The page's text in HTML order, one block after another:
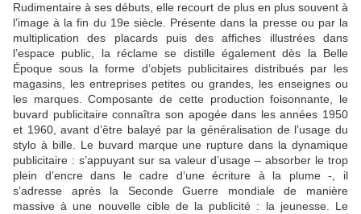
Rudimentaire à ses débuts, elle recourt de plus en plus souvent à
l’image à la fin du 19e siècle. Présente dans la presse ou par la
multiplication des placards puis des affiches illustrées dans
l’espace public, la réclame se distille également dès la Belle
Époque sous la forme d’objets publicitaires distribués par les
magasins, les entreprises petites ou grandes, les enseignes ou
les marques. Composante de cette production foisonnante, le
buvard publicitaire connaîtra son apogée dans les années 1950
et 1960, avant d’être balayé par la généralisation de l’usage du
stylo à bille. Le buvard marque une rupture dans la dynamique
publicitaire : s’appuyant sur sa valeur d’usage – absorber le trop
plein d’encre dans le cadre d’une écriture à la plume -, il
s’adresse après la Seconde Guerre mondiale de manière
massive à une nouvelle cible de la publicité : la jeunesse. Le